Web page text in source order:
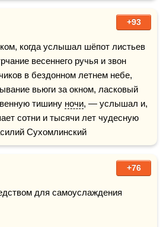
+93
когда услышал шёпот листьев
весеннего ручья и звон
в бездонном летнем небе,
вьюги за окном, ласковый
тишину ночи, — услышал и,
сотни и тысячи лет чудесную
Сухомлинский
+76
для самоуслаждения